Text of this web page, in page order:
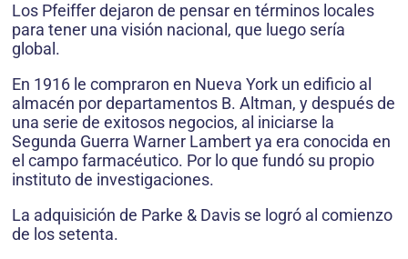
Los Pfeiffer dejaron de pensar en términos locales
para tener una visión nacional, que luego sería
global.
En 1916 le compraron en Nueva York un edificio al
almacén por departamentos B. Altman, y después de
una serie de exitosos negocios, al iniciarse la
Segunda Guerra Warner Lambert ya era conocida en
el campo farmacéutico. Por lo que fundó su propio
instituto de investigaciones.
La adquisición de Parke & Davis se logró al comienzo
de los setenta.